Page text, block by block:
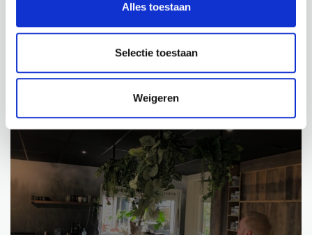
Alles toestaan
Selectie toestaan
Weigeren